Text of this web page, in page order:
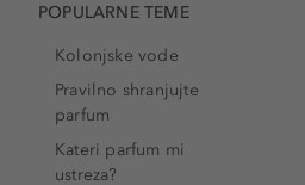
POPULARNE TEME
Kolonjske vode
Pravilno shranjujte
parfum
Kateri parfum mi
ustreza?